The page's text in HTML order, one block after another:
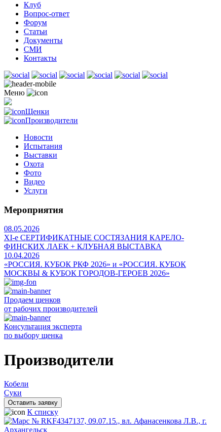
Клуб
Вопрос-ответ
Форум
Статьи
Документы
СМИ
Контакты
Меню
Щенки
Производители
Новости
Испытания
Выставки
Охота
Фото
Видео
Услуги
Мероприятия
08.05.2026
ХI-е СЕРТИФИКАТНЫЕ СОСТЯЗАНИЯ КАРЕЛО-
ФИНСКИХ ЛАЕК + КЛУБНАЯ ВЫСТАВКА
10.04.2026
«РОССИЯ. КУБОК РКФ 2026» и «РОССИЯ. КУБОК
МОСКВЫ & КУБОК ГОРОДОВ-ГЕРОЕВ 2026»
Продаем щенков
от рабочих производителей
Консультация эксперта
по выбору щенка
Производители
Кобели
Суки
Оставить заявку
К списку